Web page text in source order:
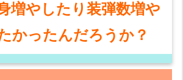
増やしたり装弾数増や
かったんだろうか？